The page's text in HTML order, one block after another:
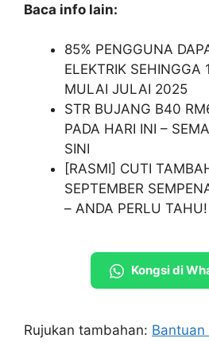
Baca info lain:
85% PENGGUNA
ELEKTRIK SEHINGGA
MULAI JULAI 2025
STR BUJANG B40
PADA HARI INI –
SINI
[RASMI] CUTI
SEPTEMBER
– ANDA PERLU TAHU!
Kongsi di
Rujukan tambahan: Bantuan